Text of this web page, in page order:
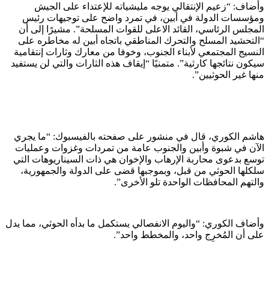
وأضاف: “زعيم الإنتقالي يوجه مليشياته للإعتداء على الجيش
ومؤسسات الدولة في أبين، في تمرد واضح على توجيهات رئيس
المجلس الرئاسي، القائد الاعلى للقوات المسلحة”. مشيرًا إلى أن
“التحشيد المسلح والتحرك المناطقي باتجاه أبين له مخاطره على
النسيج المجتمعي لأبناء الجنوب، وخوفا من معارك وثارات إنتقامية
سيكون نتائجها كارثية”. متمنيًا “إيقاف هذه الثارات والتي لن يستفيد
منها غير الحوثيين”.
هاشم الكوري، قال في منشور على صفحته بالفيسبوك: “ما يجري
الآن في شبوة وأبين والجنوب عامة من تمردات وغزوات وعمليات
توسع بدعوى محاربة الإرهاب والإخوان هي ذات السيناريوهات التي
سلكلها الحوثي من قبل، وبموجبها قضى على الدولة والجمهورية،
والتهم المحافظات الواحدة تلو الأخرى”.
وأضاف الكوري: “واليوم الانفصالي يستكمل ما بدأه الحوثي، مما يدل
على أن المُخرِج واحد، والمخطط واحد”.